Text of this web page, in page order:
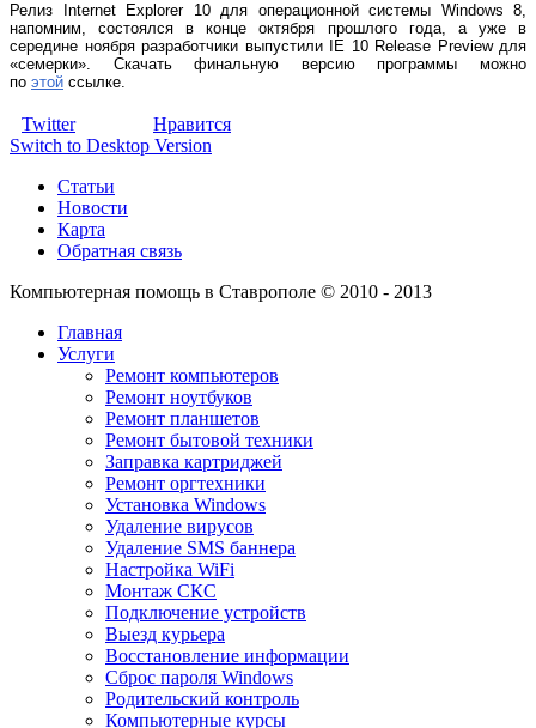
Релиз Internet Explorer 10 для операционной системы Windows 8,
напомним, состоялся в конце октября прошлого года, а уже в
середине ноября разработчики выпустили IE 10 Release Preview для
«семерки». Скачать финальную версию программы можно
по этой ссылке.
Twitter
Нравится
Switch to Desktop Version
Статьи
Новости
Карта
Обратная связь
Компьютерная помощь в Ставрополе © 2010 - 2013
Главная
Услуги
Ремонт компьютеров
Ремонт ноутбуков
Ремонт планшетов
Ремонт бытовой техники
Заправка картриджей
Ремонт оргтехники
Установка Windows
Удаление вирусов
Удаление SMS баннера
Настройка WiFi
Монтаж СКС
Подключение устройств
Выезд курьера
Восстановление информации
Сброс пароля Windows
Родительский контроль
Компьютерные курсы